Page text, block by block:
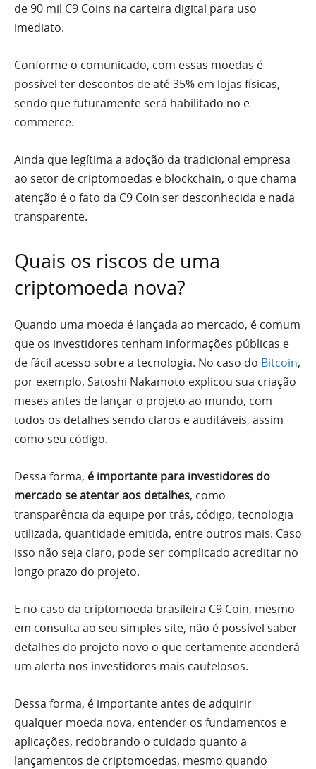
de 90 mil C9 Coins na carteira digital para uso
imediato.
Conforme o comunicado, com essas moedas é
possível ter descontos de até 35% em lojas físicas,
sendo que futuramente será habilitado no e-
commerce.
Ainda que legítima a adoção da tradicional empresa
ao setor de criptomoedas e blockchain, o que chama
atenção é o fato da C9 Coin ser desconhecida e nada
transparente.
Quais os riscos de uma
criptomoeda nova?
Quando uma moeda é lançada ao mercado, é comum
que os investidores tenham informações públicas e
de fácil acesso sobre a tecnologia. No caso do Bitcoin,
por exemplo, Satoshi Nakamoto explicou sua criação
meses antes de lançar o projeto ao mundo, com
todos os detalhes sendo claros e auditáveis, assim
como seu código.
Dessa forma, é importante para investidores do
mercado se atentar aos detalhes, como
transparência da equipe por trás, código, tecnologia
utilizada, quantidade emitida, entre outros mais. Caso
isso não seja claro, pode ser complicado acreditar no
longo prazo do projeto.
E no caso da criptomoeda brasileira C9 Coin, mesmo
em consulta ao seu simples site, não é possível saber
detalhes do projeto novo o que certamente acenderá
um alerta nos investidores mais cautelosos.
Dessa forma, é importante antes de adquirir
qualquer moeda nova, entender os fundamentos e
aplicações, redobrando o cuidado quanto a
lançamentos de criptomoedas, mesmo quando